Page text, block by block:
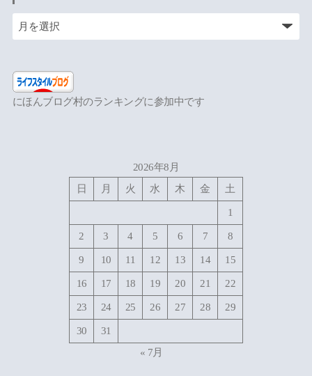
にほんブログ村のランキングに参加中です
2026年8月
日
月 火 水 木 金 土
1
2 3 4 5 6 7 8
9 10 11 12 13 14 15
16 17 18 19 20 21 22
23 24 25 26 27 28 29
30
31
« 7月